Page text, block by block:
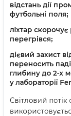
відстань дії
футбольні поля;
ліхтар
перегрівся;
дієвий захист
переносить
глибину до 2-х
у лабораторії
Світловий потік